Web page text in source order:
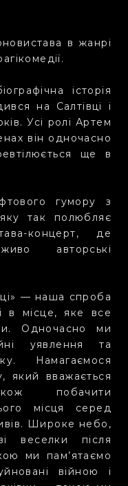
в жанрі
історія
на Салтівці і
Усі ролі Артем
він одночасно
ще в
гумору з
так полюбляє
концерт, де
авторські
— наша спроба
в місце, яке все
Одночасно ми
уявлення та
Намагаємося
який вважається
побачити
місця серед
Широке небо,
веселки після
ми пам’ятаємо
війною і